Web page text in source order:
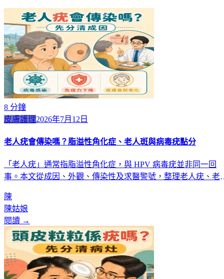
8 分鐘
皮膚護理2026年7月12日
老人疣會傳染嗎？脂溢性角化症、老人斑與病毒疣點分
「老人疣」通常指脂溢性角化症，與 HPV 病毒疣並非同一回
事。本文從成因、外觀、傳染性及求醫警號，整理老人疣、老
陳
陳姑娘
閱讀 →